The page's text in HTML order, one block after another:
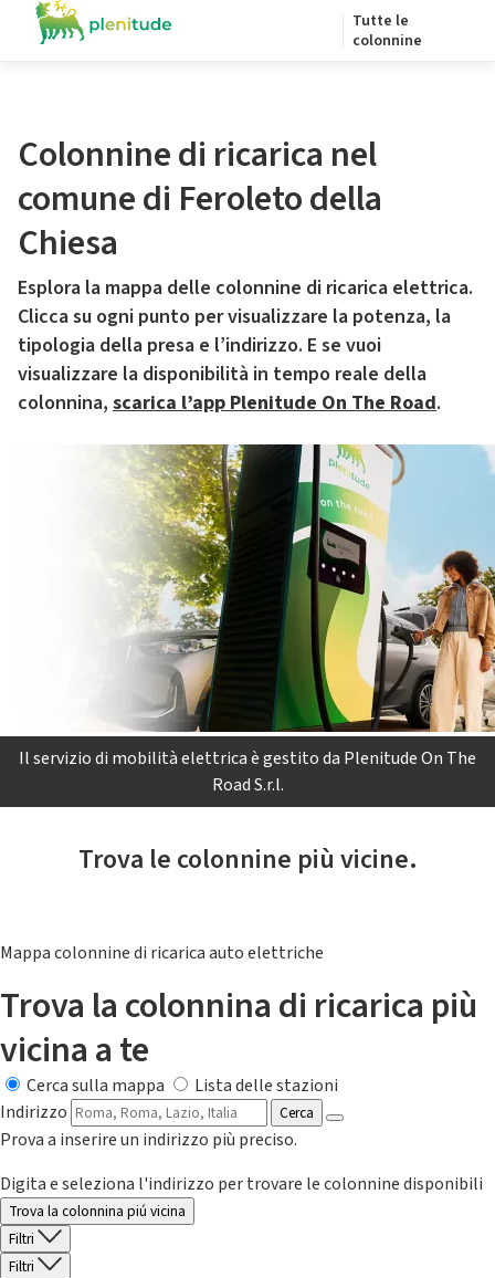
Tutte le
colonnine
Colonnine di ricarica nel
comune di Feroleto della
Chiesa
Esplora la mappa delle colonnine di ricarica elettrica.
Clicca su ogni punto per visualizzare la potenza, la
tipologia della presa e l’indirizzo. E se vuoi
visualizzare la disponibilità in tempo reale della
colonnina, scarica l’app Plenitude On The Road.
Il servizio di mobilità elettrica è gestito da Plenitude On The
Road S.r.l.
Trova le colonnine più vicine.
Mappa colonnine di ricarica auto elettriche
Trova la colonnina di ricarica più
vicina a te
Cerca sulla mappa
Lista delle stazioni
Indirizzo
Cerca
Prova a inserire un indirizzo più preciso.
Digita e seleziona l'indirizzo per trovare le colonnine disponibili
Trova la colonnina piú vicina
Filtri
Filtri